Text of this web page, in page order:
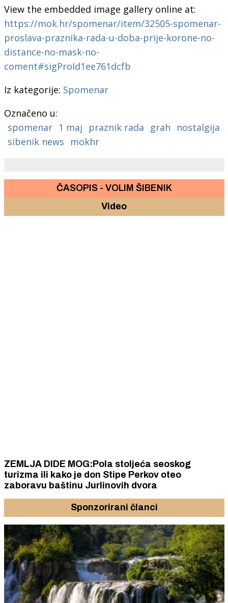
View the embedded image gallery online at:
https://mok.hr/spomenar/item/32505-spomenar-
proslava-praznika-rada-u-doba-prije-korone-no-
distance-no-mask-no-
coment#sigProId1ee761dcfb
Iz kategorije: Spomenar
Označeno u:
spomenar 1 maj praznik rada grah
nostalgija
sibenik news
mokhr
ČASOPIS - VOLIM ŠIBENIK
Video
ZEMLJA DIDE MOG:Pola stoljeća seoskog
turizma ili kako je don Stipe Perkov oteo
zaboravu baštinu Jurlinovih dvora
Sponzorirani članci